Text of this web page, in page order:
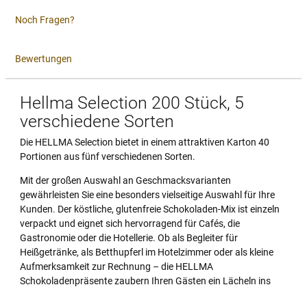
Noch Fragen?
Bewertungen
Hellma Selection 200 Stück, 5
verschiedene Sorten
Die HELLMA Selection bietet in einem attraktiven Karton 40
Portionen aus fünf verschiedenen Sorten.
Mit der großen Auswahl an Geschmacksvarianten
gewährleisten Sie eine besonders vielseitige Auswahl für Ihre
Kunden. Der köstliche, glutenfreie Schokoladen-Mix ist einzeln
verpackt und eignet sich hervorragend für Cafés, die
Gastronomie oder die Hotellerie. Ob als Begleiter für
Heißgetränke, als Betthupferl im Hotelzimmer oder als kleine
Aufmerksamkeit zur Rechnung – die HELLMA
Schokoladenpräsente zaubern Ihren Gästen ein Lächeln ins